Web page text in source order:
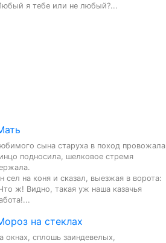
я тебе или не любый?...
сына старуха в поход провожала,
подносила, шелковое стремя
сел на коня и сказал, выезжая в ворота:
ж! Видно, такая уж наша казачья
на стеклах
окнах, сплошь заиндевелых,